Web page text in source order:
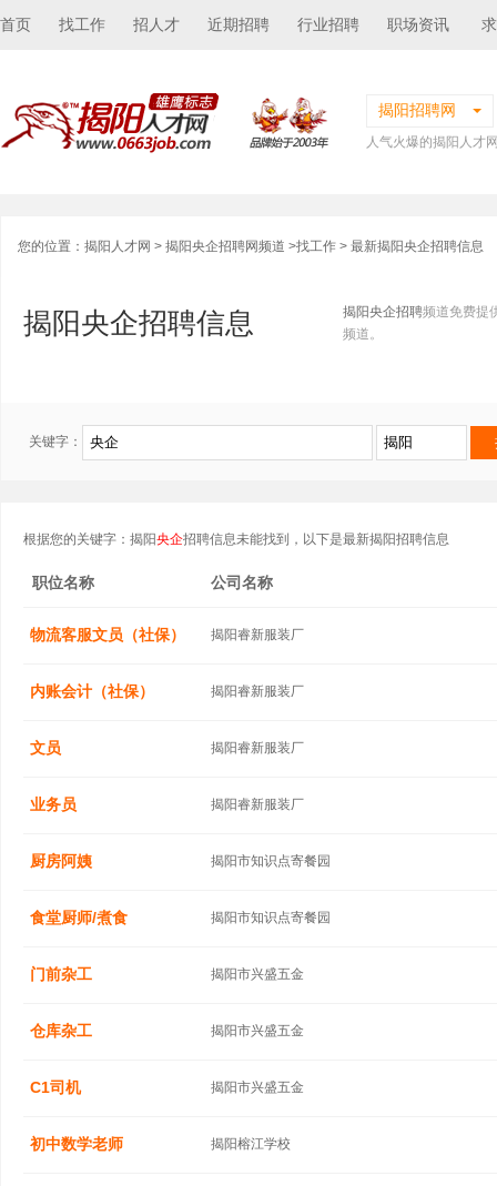
首页 找工作 招人才 近期招聘 行业招聘 职场资讯
揭阳招聘网
人气火爆的揭阳人才
您的位置： 揭阳人才网 > 揭阳央企招聘网频道 >找工作 > 最新揭阳央企招聘信息
揭阳央企招聘信息 揭阳央企招聘频道免费提
频道。
关键字：
根据您的关键字：揭阳央企招聘信息未能找到，以下是最新揭阳招聘信息
职位名称 公司名称
物流客服文员（社保） 揭阳睿新服装厂
内账会计（社保） 揭阳睿新服装厂
文员 揭阳睿新服装厂
业务员 揭阳睿新服装厂
厨房阿姨 揭阳市知识点寄餐园
食堂厨师/煮食 揭阳市知识点寄餐园
门前杂工 揭阳市兴盛五金
仓库杂工 揭阳市兴盛五金
C1司机 揭阳市兴盛五金
初中数学老师 揭阳榕江学校